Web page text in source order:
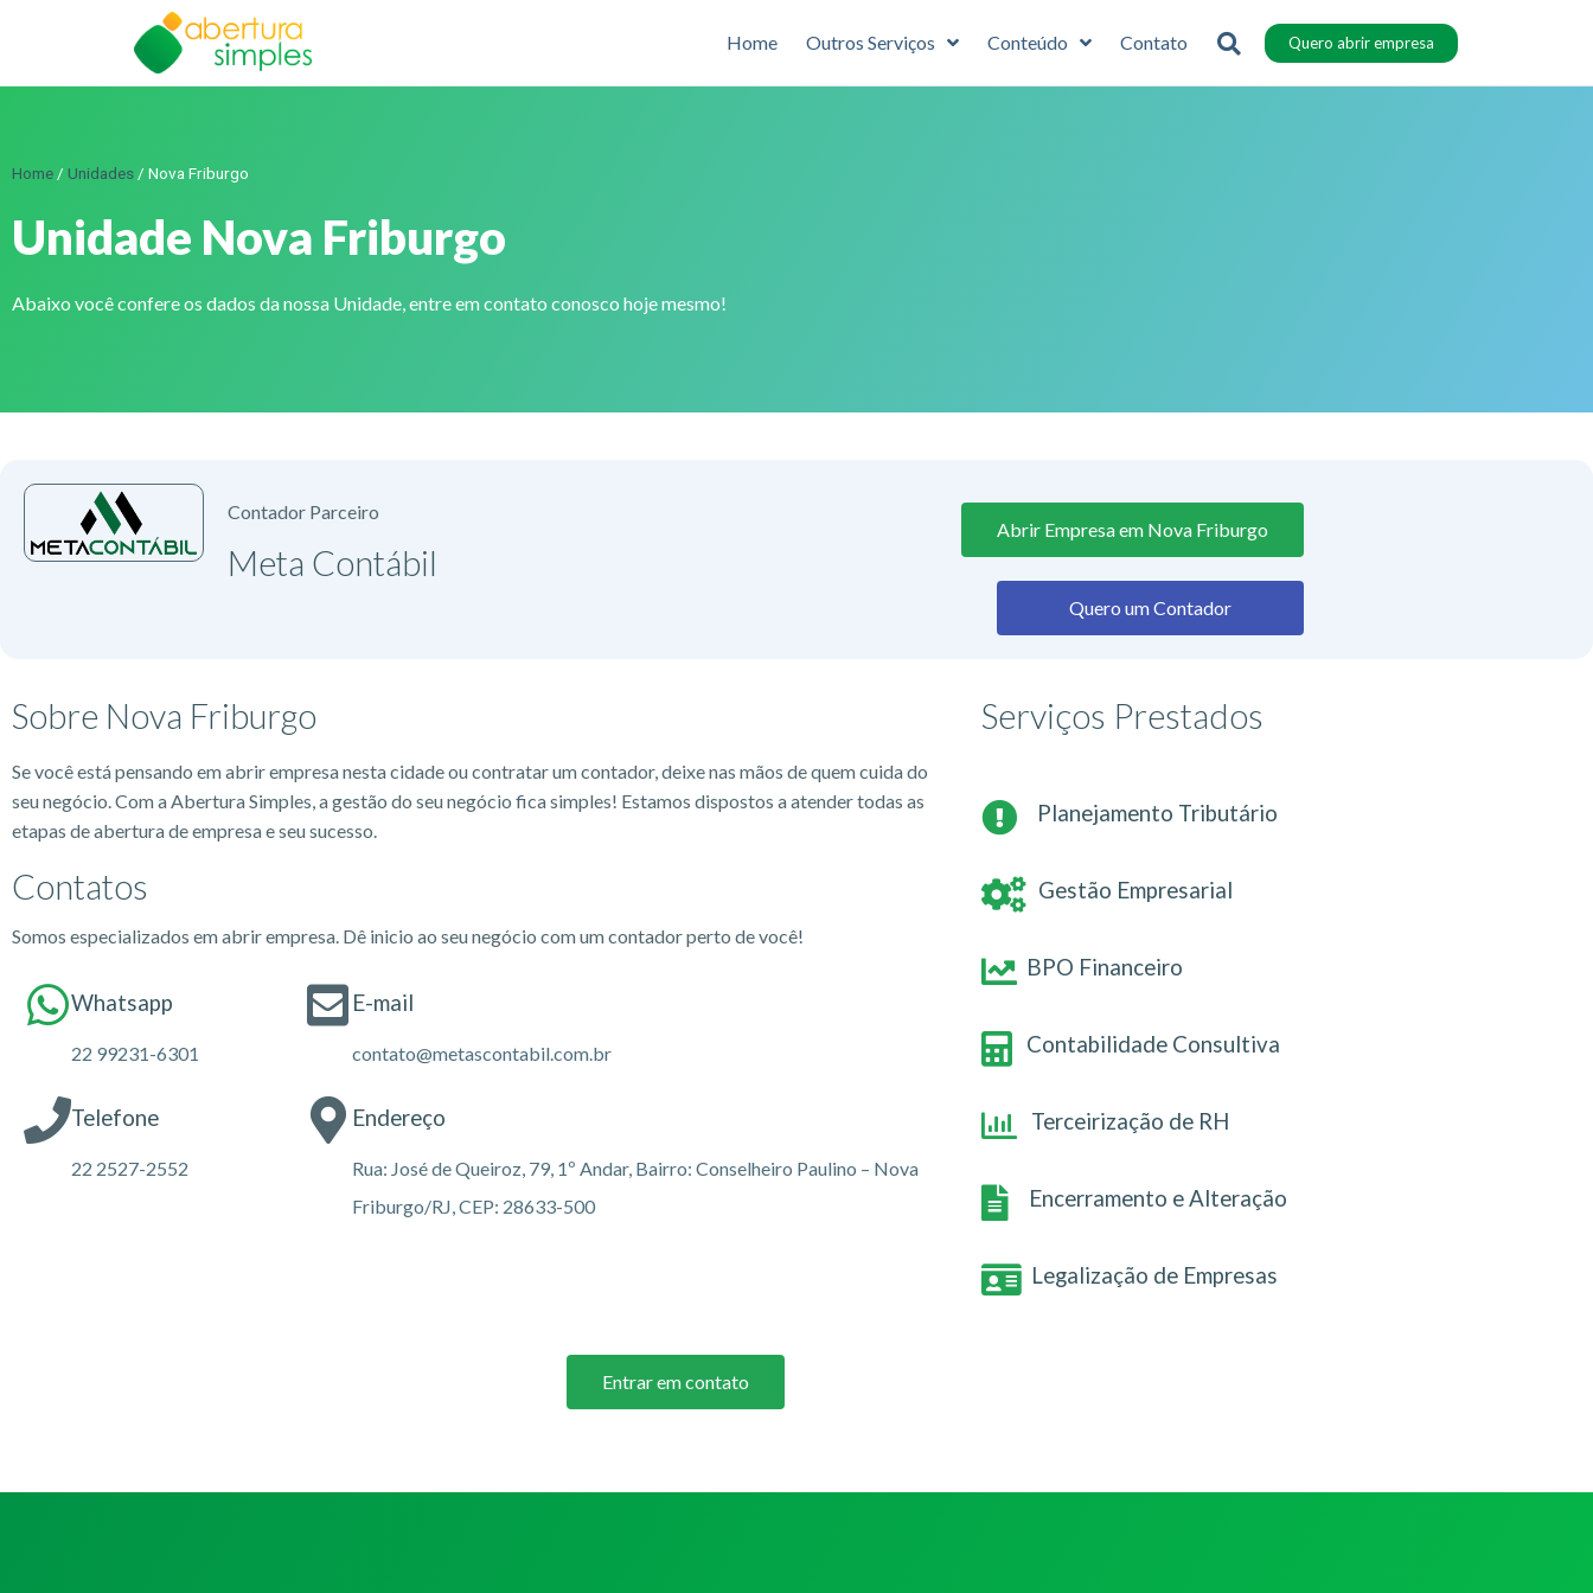
Home Outros Serviços Conteúdo Contato Quero abrir empresa
Home / Unidades / Nova Friburgo
Unidade Nova Friburgo
Abaixo você confere os dados da nossa Unidade, entre em contato conosco hoje mesmo!
Contador Parceiro
Meta Contábil
Abrir Empresa em Nova Friburgo
Quero um Contador
Sobre Nova Friburgo
Se você está pensando em abrir empresa nesta cidade ou contratar um contador, deixe nas mãos de quem cuida do
seu negócio. Com a Abertura Simples, a gestão do seu negócio fica simples! Estamos dispostos a atender todas as
etapas de abertura de empresa e seu sucesso.
Contatos
Somos especializados em abrir empresa. Dê inicio ao seu negócio com um contador perto de você!
Whatsapp
22 99231-6301
Telefone
22 2527-2552
E-mail
contato@metascontabil.com.br
Endereço
Rua: José de Queiroz, 79, 1º Andar, Bairro: Conselheiro Paulino – Nova
Friburgo/RJ, CEP: 28633-500
Serviços Prestados
Planejamento Tributário
Gestão Empresarial
BPO Financeiro
Contabilidade Consultiva
Terceirização de RH
Encerramento e Alteração
Legalização de Empresas
Entrar em contato